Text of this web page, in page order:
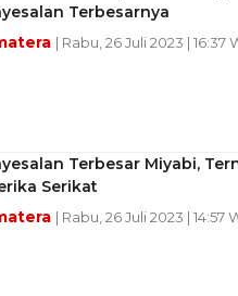
Terbesarnya
| Rabu, 26 Juli 2023 | 16:37
Terbesar Miyabi,
Serikat
| Rabu, 26 Juli 2023 | 14:57